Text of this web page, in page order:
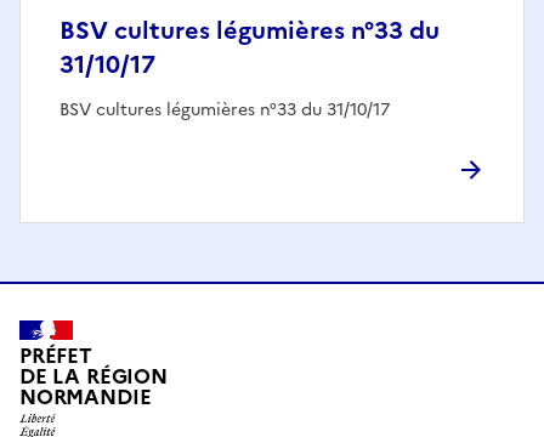
BSV cultures légumières n°33 du
31/10/17
BSV cultures légumières n°33 du 31/10/17
PRÉFET
DE LA RÉGION
NORMANDIE